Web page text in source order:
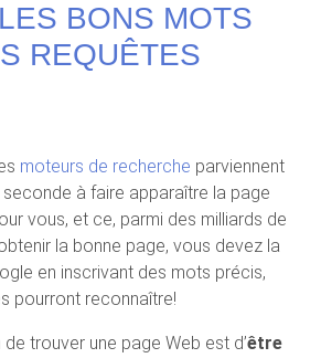
BONS MOTS
REQUÊTES
moteurs de recherche parviennent
à faire apparaître la page
vous, et ce, parmi des milliards de
la bonne page, vous devez la
en inscrivant des mots précis,
pourront reconnaître!
trouver une page Web est d’être